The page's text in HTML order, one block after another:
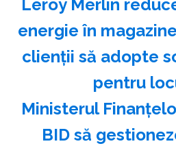
Leroy Merlin
energie în
clienţii să adopte
pentru
Ministerul
BID să